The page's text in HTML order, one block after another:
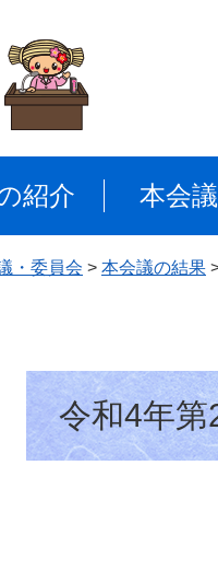
紹介 本会
・委員会 > 本会議の結果
文
令和4年